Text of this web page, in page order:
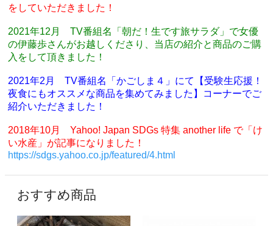
をしていただきました！
2021年12月 TV番組名「朝だ！生です旅サラダ」で女優
の伊藤歩さんがお越しくださり、当店の紹介と商品のご購
入をして頂きました！
2021年2月 TV番組名「かごしま４」にて【受験生応援！
夜食にもオススメな商品を集めてみました】コーナーでご
紹介いただきました！
2018年10月 Yahoo! Japan SDGs 特集 another life で「け
い水産」が記事になりました！
https://sdgs.yahoo.co.jp/featured/4.html
おすすめ商品